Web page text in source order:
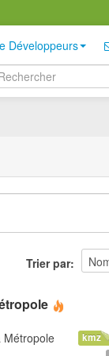
Développeurs
Trier par
kmz
Métropole